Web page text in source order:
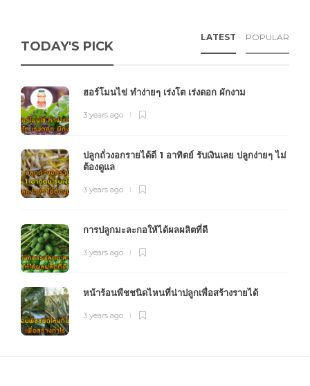
TODAY'S PICK
LATEST POPULAR
ฮอร์โมนไข่ ทำง่ายๆ เร่งโต เร่งดอก ผักงาม
3 years ago
ปลูกถั่วงอกรายได้ดี 1 อาทิตย์ รับเงินเลย ปลูกง่ายๆ ไม่
ต้องดูแล
3 years ago
การปลูกมะละกอให้ได้ผลผลิตที่ดี
3 years ago
หน้าร้อนพืชชนิดไหนที่น่าปลูกเพื่อสร้างรายได้
3 years ago